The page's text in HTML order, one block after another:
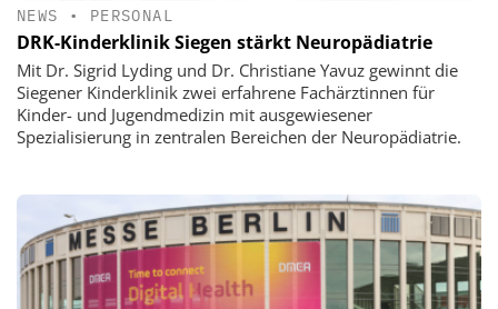
NEWS • PERSONAL
DRK-Kinderklinik Siegen stärkt Neuropädiatrie
Mit Dr. Sigrid Lyding und Dr. Christiane Yavuz gewinnt die
Siegener Kinderklinik zwei erfahrene Fachärztinnen für
Kinder- und Jugendmedizin mit ausgewiesener
Spezialisierung in zentralen Bereichen der Neuropädiatrie.